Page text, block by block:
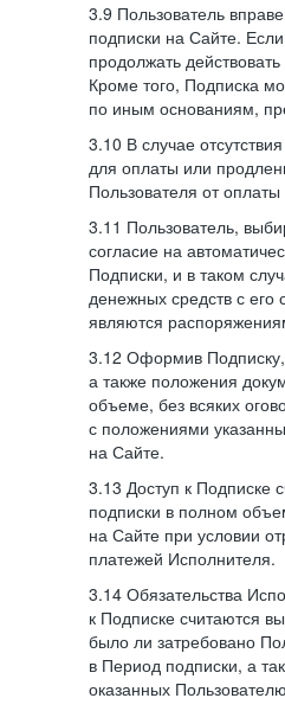
3.9 Пользователь
подписки на Сайте.
продолжать
Кроме того, Подписка
по иным основаниям,
3.10 В случае
для оплаты или
Пользователя от
3.11 Пользователь,
согласие на
Подписки, и в таком
денежных средств с его
являются
3.12 Оформив
а также положения
объеме, без всяких
с положениями
на Сайте.
3.13 Доступ к Подписке
подписки в полном
на Сайте при условии
платежей Исполнителя.
3.14 Обязательства
к Подписке считаются
было ли затребовано
в Период подписки, а
оказанных